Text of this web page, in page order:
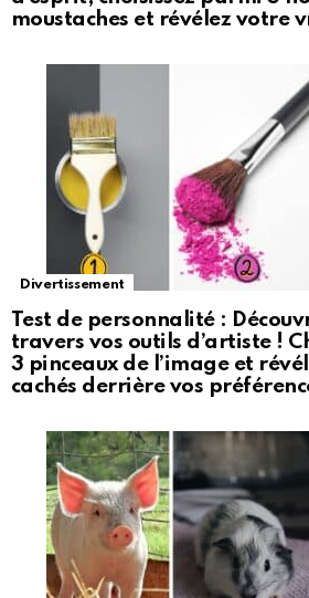
moustaches et révélez votre
Divertissement
Test de personnalité :
travers vos outils d’artiste !
3 pinceaux de l’image et
cachés derrière vos